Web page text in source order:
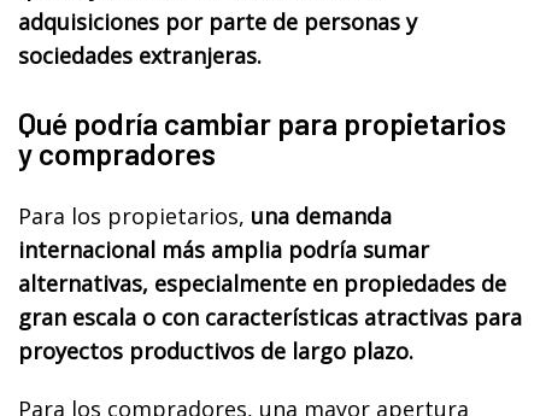
adquisiciones por parte de personas y
sociedades extranjeras.
Qué podría cambiar para propietarios
y compradores
Para los propietarios, una demanda
internacional más amplia podría sumar
alternativas, especialmente en propiedades de
gran escala o con características atractivas para
proyectos productivos de largo plazo.
Para los compradores, una mayor apertura